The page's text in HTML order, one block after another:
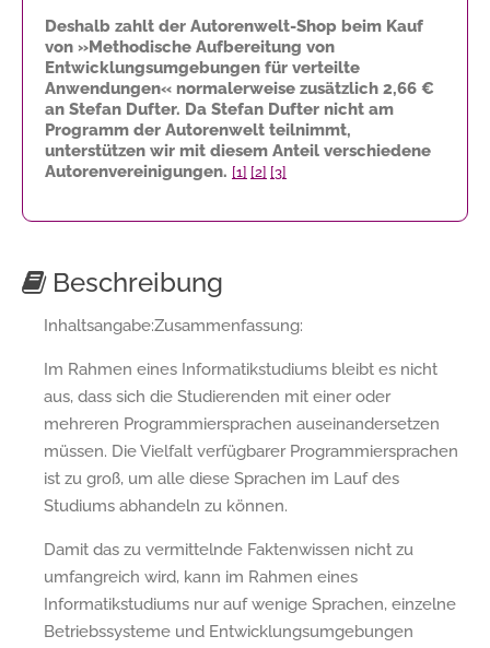
Deshalb zahlt der Autorenwelt-Shop beim Kauf
von »Methodische Aufbereitung von
Entwicklungsumgebungen für verteilte
Anwendungen« normalerweise zusätzlich 2,66 €
an Stefan Dufter. Da Stefan Dufter nicht am
Programm der Autorenwelt teilnimmt,
unterstützen wir mit diesem Anteil verschiedene
Autorenvereinigungen. [1] [2] [3]
Beschreibung
Inhaltsangabe:Zusammenfassung:
Im Rahmen eines Informatikstudiums bleibt es nicht
aus, dass sich die Studierenden mit einer oder
mehreren Programmiersprachen auseinandersetzen
müssen. Die Vielfalt verfügbarer Programmiersprachen
ist zu groß, um alle diese Sprachen im Lauf des
Studiums abhandeln zu können.
Damit das zu vermittelnde Faktenwissen nicht zu
umfangreich wird, kann im Rahmen eines
Informatikstudiums nur auf wenige Sprachen, einzelne
Betriebssysteme und Entwicklungsumgebungen